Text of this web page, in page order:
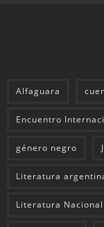
Alfaguara
Encuentro
género negro
Literatura
Literatura Nacional